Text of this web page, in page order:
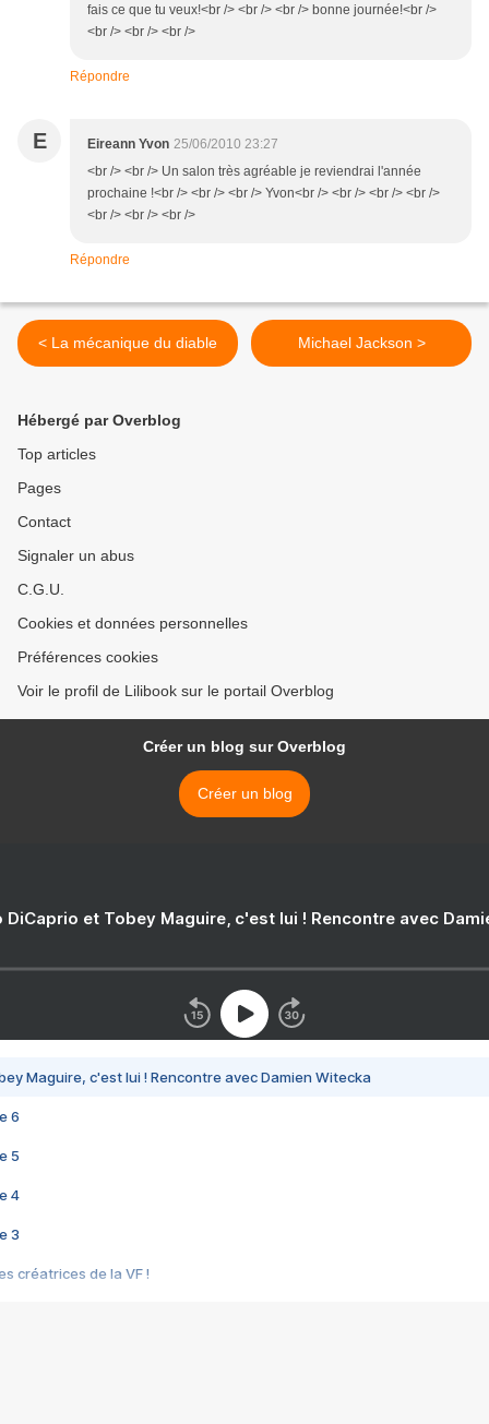
fais ce que tu veux!<br /> <br /> <br /> bonne journée!<br />
<br /> <br /> <br />
Répondre
E Eireann Yvon 25/06/2010 23:27
<br /> <br /> Un salon très agréable je reviendrai l'année
prochaine !<br /> <br /> <br /> Yvon<br /> <br /> <br /> <br />
<br /> <br /> <br />
Répondre
< La mécanique du diable Michael Jackson >
Hébergé par Overblog
Top articles
Pages
Contact
Signaler un abus
C.G.U.
Cookies et données personnelles
Préférences cookies
Voir le profil de Lilibook sur le portail Overblog
Créer un blog sur Overblog
Créer un blog
DiCaprio et Tobey Maguire, c'est lui ! Rencontre avec
Maguire, c'est lui ! Rencontre avec Damien Witecka
6
5
4
3
créatrices de la VF !